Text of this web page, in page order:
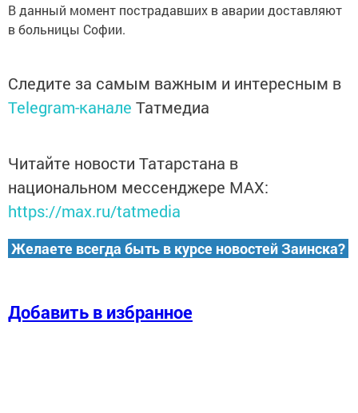
В данный момент пострадавших в аварии доставляют
в больницы Софии.
Следите за самым важным и интересным в
Telegram-канале Татмедиа
Читайте новости Татарстана в
национальном мессенджере MАХ:
https://max.ru/tatmedia
Желаете всегда быть в курсе новостей Заинска?
Добавить в избранное